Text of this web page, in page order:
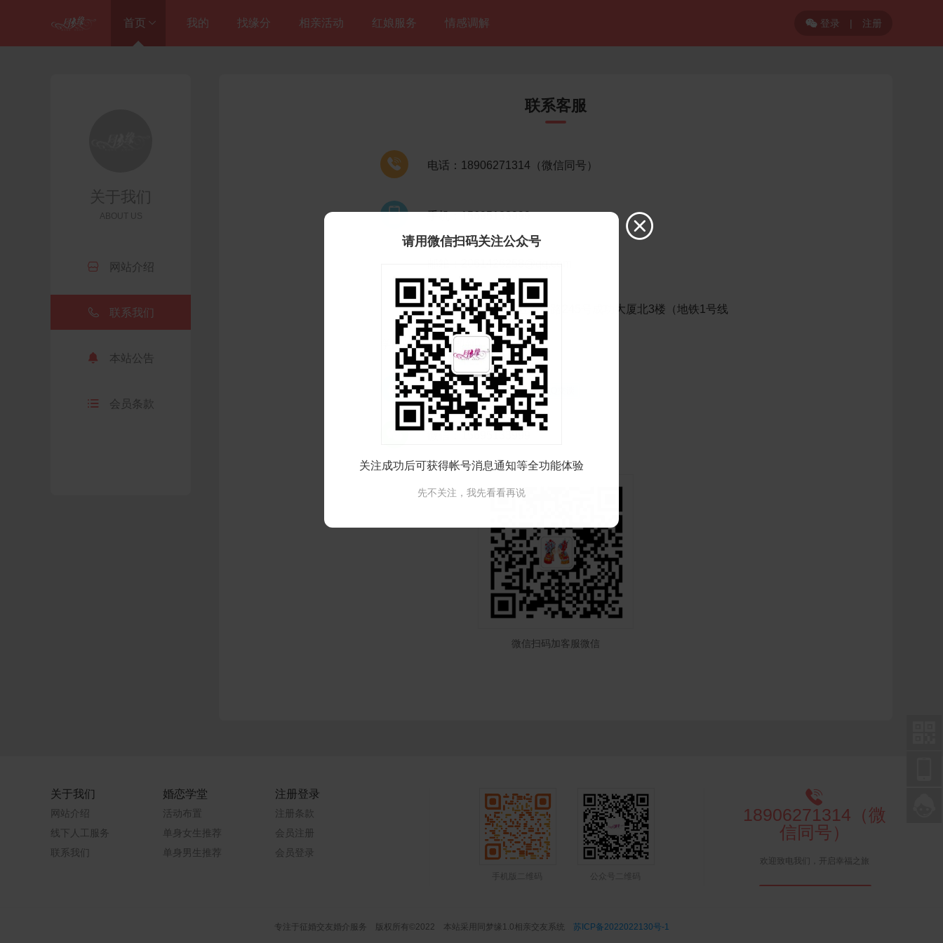
首页 我的 找缘分 相亲活动 红娘服务 情感调解  登录 | 注册
关于我们
ABOUT US
 网站介绍
 联系我们
 本站公告
 会员条款
联系客服
 电话：18906271314（微信同号）
 手机：15695133999
 地址：南通市崇川区工农路245号成功大厦北3楼（地铁1号线
学田站2号出口即到）
 QQ：2061426258

微信扫码加客服微信
关于我们
网站介绍
线下人工服务
联系我们
婚恋学堂
活动布置
单身女生推荐
单身男生推荐
注册登录
注册条款
会员注册
会员登录
手机版二维码 公众号二维码

18906271314（微
信同号）
欢迎致电我们，开启幸福之旅
专注于征婚交友婚介服务 版权所有©2022 本站采用同梦缘1.0相亲交友系统 苏ICP备2022022130号-1

请用微信扫码关注公众号
关注成功后可获得帐号消息通知等全功能体验
先不关注，我先看看再说